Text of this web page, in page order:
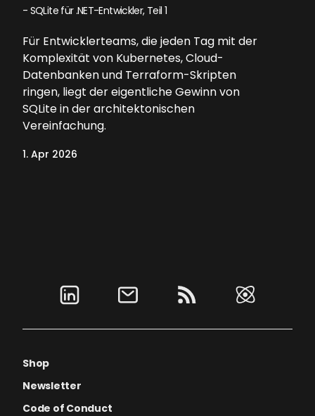
- SQLite für .NET-Entwickler, Teil 1
Für Entwicklerteams, die jeden Tag mit der
Komplexität von Kubernetes, Cloud-
Datenbanken und Terraform-Skripten
ringen, liegt der eigentliche Gewinn von
SQLite in der architektonischen
Vereinfachung.
1. Apr 2026
Shop
Newsletter
Code of Conduct